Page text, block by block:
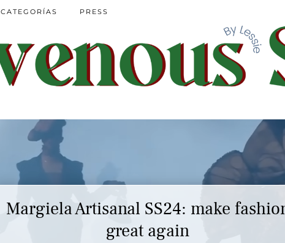
CATEGORÍAS PRESS
Margiela Artisanal SS24: make
great again